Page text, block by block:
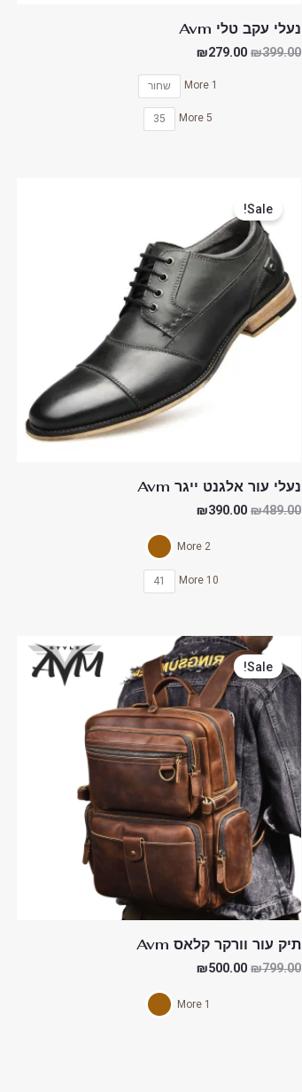
נעלי עקב טלי Avm
₪399.00
₪279.00
שחור 1 More
35 5 More
Sale!
נעלי עור אלגנט ייגר Avm
₪489.00
המקורי
היה:
₪489.00.
₪390.00
2 More
41 10 More
Sale!
תיק עור וורקר קלאס Avm
₪799.00
המחיר
המקורי
היה:
₪799.00.
₪500.00
המחיר
הנוכחי
הוא:
₪500.00.
1 More